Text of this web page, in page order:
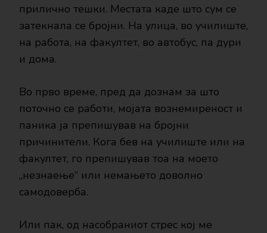
прилично тешки. Местата каде што сум се
затекнала се бројни. На улица, во училиште,
на работа, на факултет, во автобус, па дури
и дома.
Во прво време, пред да дознам за што
поточно се работи, мојата вознемиреност и
паника ја препишував на бројни
причинители. Кога бев на училиште или на
факултет, го препишував тоа на моето
„незнаење“ или немањето доволно
самодоверба.
Или пак, од насобраниот стрес кој ме